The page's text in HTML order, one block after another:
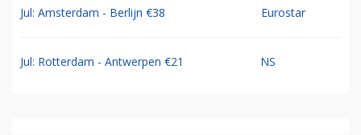
Jul: Amsterdam - Berlijn €38 Eurostar
Jul: Rotterdam - Antwerpen €21 NS